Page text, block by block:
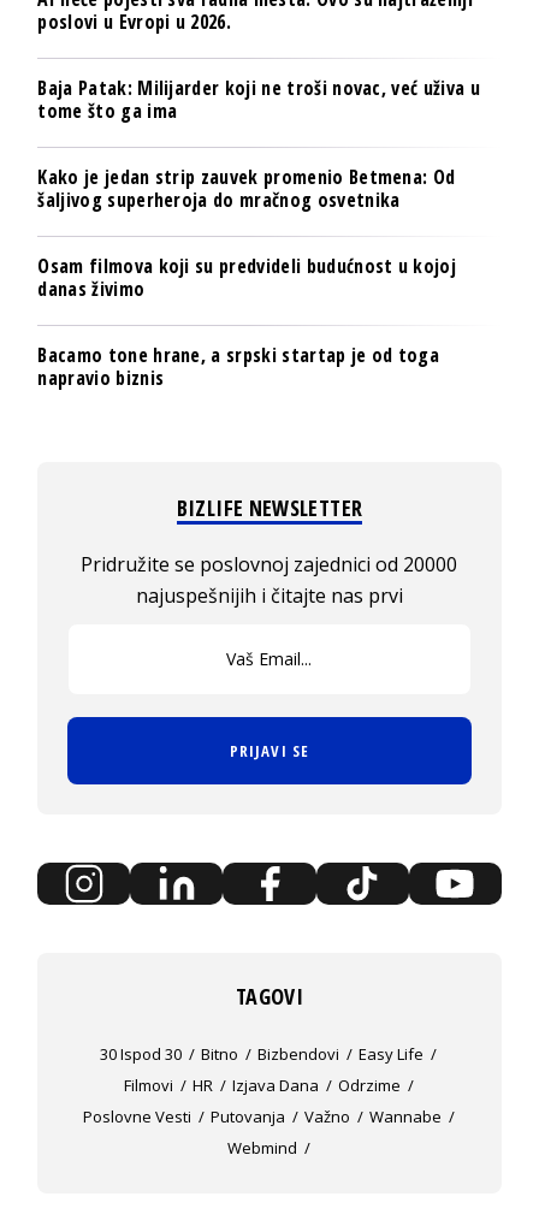
poslovi u Evropi u 2026.
Baja Patak: Milijarder koji ne troši novac, već uživa u
tome što ga ima
Kako je jedan strip zauvek promenio Betmena: Od
šaljivog superheroja do mračnog osvetnika
Osam filmova koji su predvideli budućnost u kojoj
danas živimo
Bacamo tone hrane, a srpski startap je od toga
napravio biznis
BIZLIFE NEWSLETTER
Pridružite se poslovnoj zajednici od 20000
najuspešnijih i čitajte nas prvi
PRIJAVI SE
TAGOVI
30 Ispod 30 Bitno Bizbendovi
Easy Life
Filmovi
HR Izjava Dana
Odrzime
Poslovne Vesti
Putovanja Važno
Wannabe
Webmind